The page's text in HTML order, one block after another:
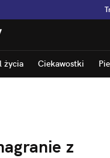
życia Ciekawostki
z